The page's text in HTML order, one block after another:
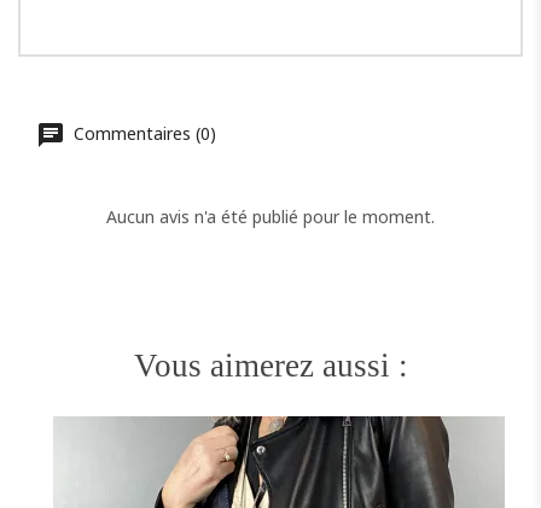
Commentaires (0)
Aucun avis n'a été publié pour le moment.
Vous aimerez aussi :